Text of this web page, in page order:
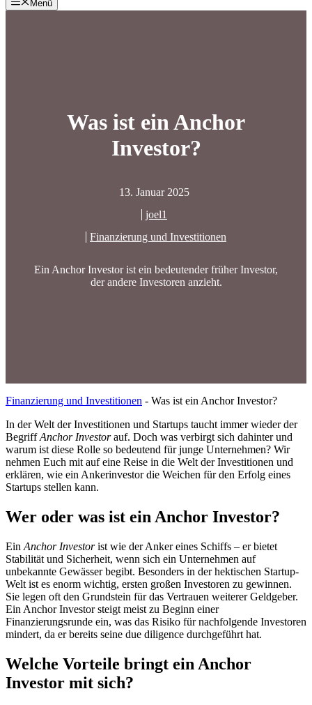
Menü
Was ist ein Anchor
Investor?
13. Januar 2025
joel1
Finanzierung und Investitionen
Ein Anchor Investor ist ein bedeutender früher Investor,
der andere Investoren anzieht.
Finanzierung und Investitionen - Was ist ein Anchor Investor?
In der Welt der Investitionen und Startups taucht immer wieder der
BegriffAnchor Investorauf. Doch was verbirgt sich dahinter und
warum ist diese Rolle so bedeutend für junge Unternehmen? Wir
nehmen Euch mit auf eine Reise in die Welt der Investitionen und
erklären, wie ein Ankerinvestor die Weichen für den Erfolg eines
Startups stellen kann.
Wer oder was ist ein Anchor Investor?
Ein Anchor Investorist wie der Anker eines Schiffs – er bietet
Stabilität und Sicherheit, wenn sich ein Unternehmen auf
unbekannte Gewässer begibt. Besonders in der hektischen Startup-
Welt ist es enorm wichtig, ersten großen Investoren zu gewinnen.
Sie legen oft den Grundstein für das Vertrauen weiterer Geldgeber.
Ein Anchor Investor steigt meist zu Beginn einer
Finanzierungsrunde ein, was das Risiko für nachfolgende Investoren
mindert, da er bereits seine due diligence durchgeführt hat.
Welche Vorteile bringt ein Anchor
Investor mit sich?